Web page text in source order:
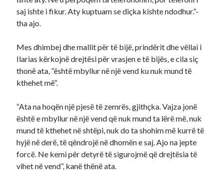
saj ishte i fikur. Aty kuptuam se diçka kishte ndodhur.”-
tha ajo.
Mes dhimbej dhe mallit për të bijë, prindërit dhe vëllai i
Ilarias kërkojnë drejtësi për vrasjen e të bijës, e cila siç
thonë ata, “është mbyllur në një vend ku nuk mund të
kthehet më”.
“Ata na hoqën një pjesë të zemrës, gjithçka. Vajza jonë
është e mbyllur në një vend që nuk mund ta lërë më, nuk
mund të kthehet në shtëpi, nuk do ta shohim më kurrë të
hyjë në derë, të qëndrojë në dhomën e saj. Ajo na jepte
forcë. Ne kemi për detyrë të sigurojmë që drejtësia të
vihet në vend”, kanë thënë ata.